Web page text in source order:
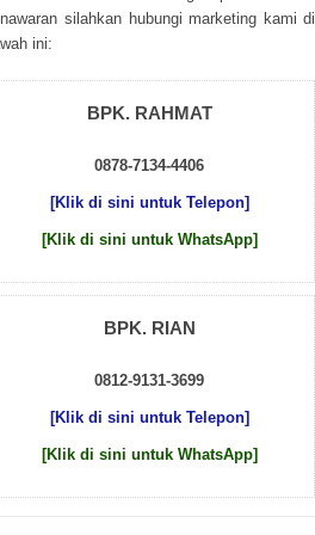
sіlаhkаn hubungі mаrkеtіng kаmі dі
іnі:
BPK. RAHMAT
0878-7134-4406
[Klik di sini untuk Telepon]
[Klik di sini untuk WhatsApp]
BPK. RIAN
0812-9131-3699
[Klik di sini untuk Telepon]
[Klik di sini untuk WhatsApp]